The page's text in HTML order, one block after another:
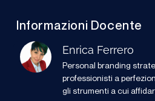
Informazioni Docente
Enrica Ferrero
Personal branding
professionisti a
gli strumenti a cui